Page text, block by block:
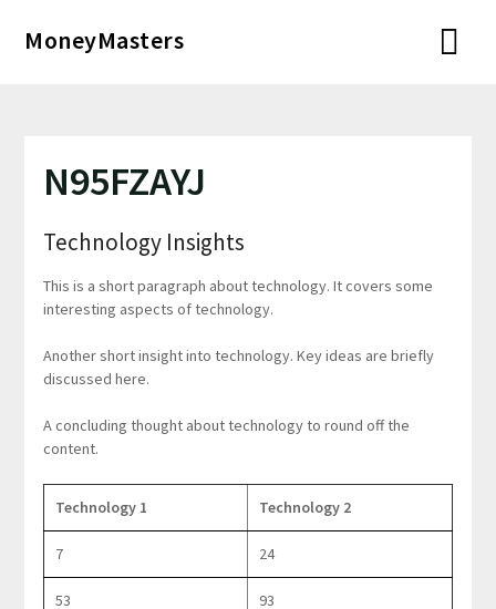
MoneyMasters
N95FZAYJ
Technology Insights
This is a short paragraph about technology. It covers some
interesting aspects of technology.
Another short insight into technology. Key ideas are briefly
discussed here.
A concluding thought about technology to round off the
content.
Technology 1 Technology 2
7 24
53 93